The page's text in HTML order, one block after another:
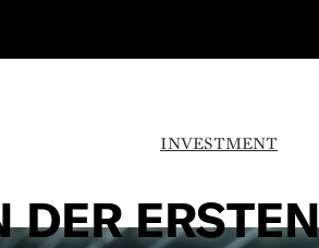
INVESTMENT
DER